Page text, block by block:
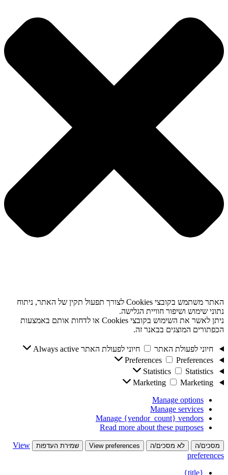
האתר משתמש בקובצי Cookies לצורך תפעול תקין של האתר, ניתוח
נתוני שימוש ושיפור חוויית הגלישה.
ניתן לאשר את השימוש בקובצי Cookies או לדחות אותם באמצעות
הכפתורים המוצגים בבאנר זה.
חיוני לפעולת האתר חיוני לפעולת האתר Always active
Preferences
Preferences
Statistics
Statistics
Marketing
Marketing
Manage options
Manage services
Manage {vendor_count} vendors
Read more about these purposes
מסכים/ה לא מסכים/ה View preferences שמירת העדפות
View
preferences
{title}